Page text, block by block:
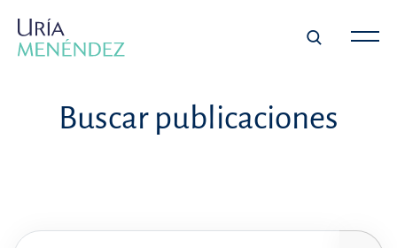
Buscar publicaciones
Filtrar resultados ×